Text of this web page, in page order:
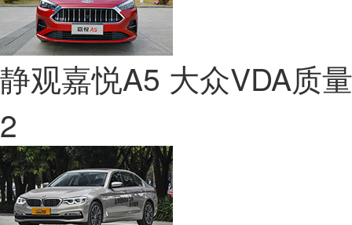
静观嘉悦A5 大众VDA质
2